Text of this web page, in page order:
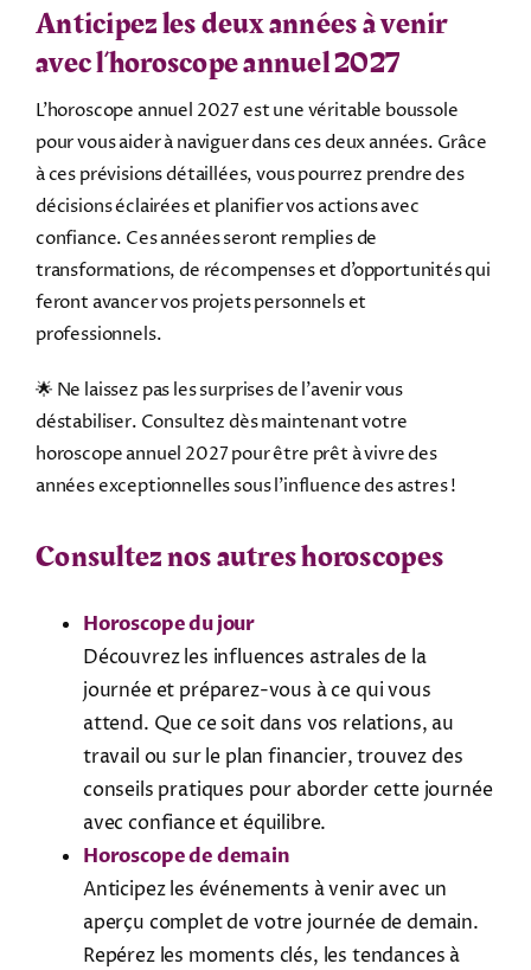
Anticipez les deux années à venir
avec l’horoscope annuel 2027
L’horoscope annuel 2027 est une véritable boussole
pour vous aider à naviguer dans ces deux années. Grâce
à ces prévisions détaillées, vous pourrez prendre des
décisions éclairées et planifier vos actions avec
confiance. Ces années seront remplies de
transformations, de récompenses et d’opportunités qui
feront avancer vos projets personnels et
professionnels.
🌟 Ne laissez pas les surprises de l’avenir vous
déstabiliser. Consultez dès maintenant votre
horoscope annuel 2027 pour être prêt à vivre des
années exceptionnelles sous l’influence des astres !
Consultez nos autres horoscopes
Horoscope du jour
Découvrez les influences astrales de la
journée et préparez-vous à ce qui vous
attend. Que ce soit dans vos relations, au
travail ou sur le plan financier, trouvez des
conseils pratiques pour aborder cette journée
avec confiance et équilibre.
Horoscope de demain
Anticipez les événements à venir avec un
aperçu complet de votre journée de demain.
Repérez les moments clés, les tendances à